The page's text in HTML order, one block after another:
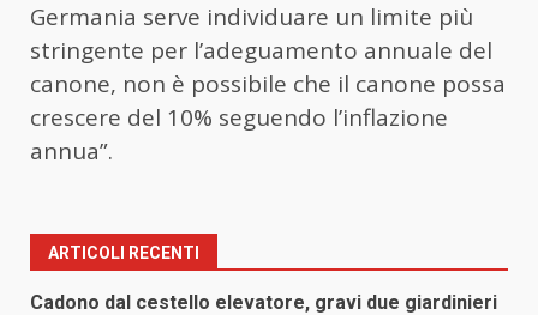
Germania serve individuare un limite più
stringente per l’adeguamento annuale del
canone, non è possibile che il canone possa
crescere del 10% seguendo l’inflazione
annua”.
ARTICOLI RECENTI
Cadono dal cestello elevatore, gravi due giardinieri